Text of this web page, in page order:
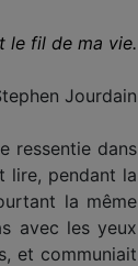
le fil de ma vie.
Jourdain
ressentie dans
lire, pendant la
la même
avec les yeux
et communiait